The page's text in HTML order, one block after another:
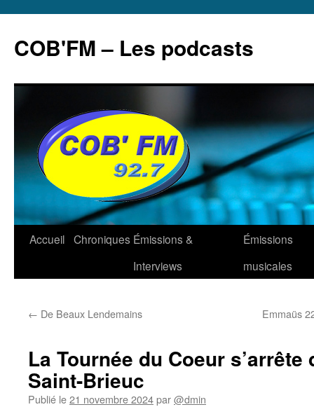
contenu
COB'FM – Les podcasts
Accueil Chroniques Émissions &
Interviews
Émissions
musicales
← De Beaux Lendemains Emmaüs
La Tournée du Coeur s’arrête
Saint-Brieuc
Publié le21 novembre 2024par@dmin